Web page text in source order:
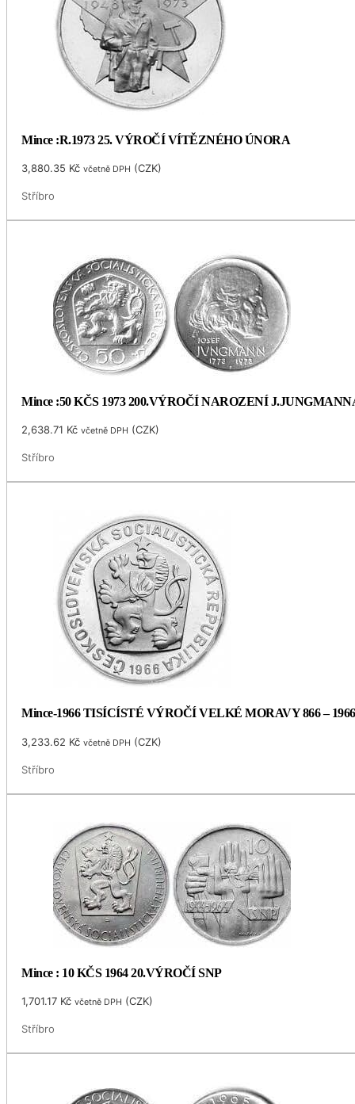
Mince :R.1973 25. VÝROČÍ VÍTĚZNÉHO ÚNORA
3,880.35 Kč včetně DPH (CZK)
Stříbro
Mince :50 KČS 1973 200.VÝROČÍ NAROZENÍ
2,638.71 Kč včetně DPH (CZK)
Stříbro
Mince-1966 TISÍCÍSTÉ VÝROČÍ VELKÉ MORAVY 866 – 1966
3,233.62 Kč včetně DPH (CZK)
Stříbro
Mince : 10 KČS 1964 20.VÝROČÍ SNP
1,701.17 Kč včetně DPH (CZK)
Stříbro